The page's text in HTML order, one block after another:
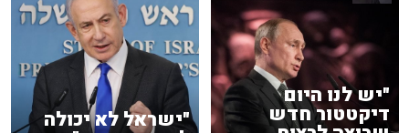
"ישראל לא יכולה
"יש לנו היום
דיקטטור חדש